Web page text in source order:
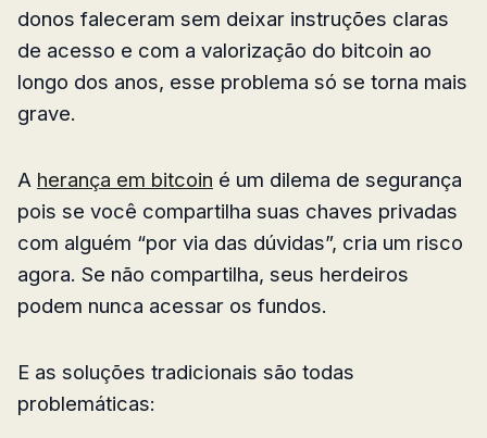
donos faleceram sem deixar instruções claras
de acesso e com a valorização do bitcoin ao
longo dos anos, esse problema só se torna mais
grave.
A herança em bitcoin é um dilema de segurança
pois se você compartilha suas chaves privadas
com alguém “por via das dúvidas”, cria um risco
agora. Se não compartilha, seus herdeiros
podem nunca acessar os fundos.
E as soluções tradicionais são todas
problemáticas: